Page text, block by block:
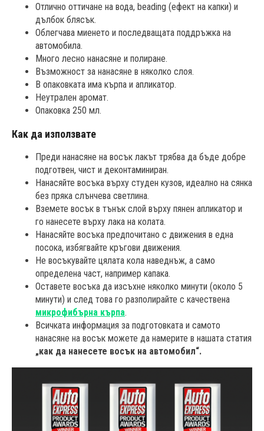
Отлично оттичане на вода, beading (ефект на капки) и
дълбок блясък.
Облегчава миенето и последващата поддръжка на
автомобила.
Много лесно нанасяне и полиранe.
Възможност за нанасяне в няколко слоя.
В опаковката има кърпа и апликатор.
Неутрален аромат.
Опаковка 250 мл.
Как да използвате
Преди нанасяне на восък лакът трябва да бъде добре
подготвен, чист и деконтаминиран.
Нанасяйте восъка върху студен кузов, идеално на сянка
без пряка слънчева светлина.
Вземете восък в тънък слой върху пянен апликатор и
го нанесете върху лака на колата.
Нанасяйте восъка предпочитано с движения в една
посока, избягвайте кръгови движения.
Не восъкувайте цялата кола наведнъж, а само
определена част, например капака.
Оставете восъка да изсъхне няколко минути (около 5
минути) и след това го разполирайте с качествена
микрофибърна кърпа.
Всичката информация за подготовката и самото
нанасяне на восък можете да намерите в нашата статия
„как да нанесете восък на автомобил“.